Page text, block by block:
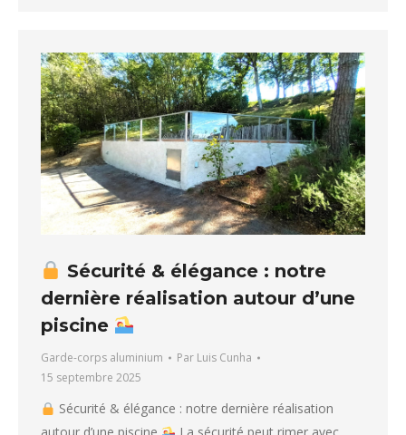
Sécurité & élégance : notre
dernière réalisation autour d’une
piscine
Garde-corps aluminium Par Luis Cunha
15 septembre 2025
Sécurité & élégance : notre dernière réalisation